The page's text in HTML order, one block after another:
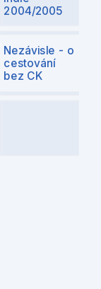
2004/2005
Nezávisle - o
cestování
bez CK